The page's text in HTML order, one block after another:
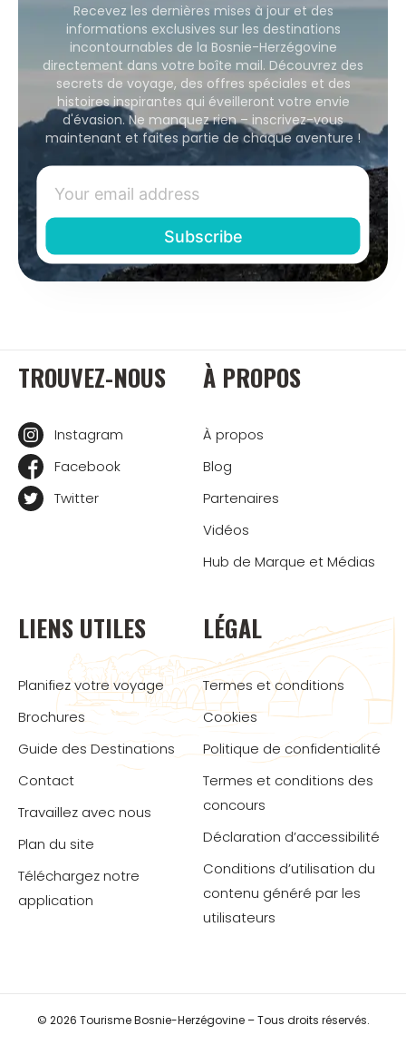
Recevez les dernières mises à jour et des
informations exclusives sur les destinations
incontournables de la Bosnie-Herzégovine
directement dans votre boîte mail. Découvrez des
secrets de voyage, des offres spéciales et des
histoires inspirantes qui éveilleront votre envie
d'évasion. Ne manquez rien – inscrivez-vous
maintenant et faites partie de chaque aventure !
TROUVEZ-NOUS
Instagram
Facebook
Twitter
À PROPOS
À propos
Blog
Partenaires
Vidéos
Hub de Marque et Médias
LIENS UTILES
Planifiez votre voyage
Brochures
Guide des Destinations
Contact
Travaillez avec nous
Plan du site
Téléchargez notre
application
LÉGAL
Termes et conditions
Cookies
Politique de confidentialité
Termes et conditions des
concours
Déclaration d’accessibilité
Conditions d’utilisation du
contenu généré par les
utilisateurs
© 2026 Tourisme Bosnie-Herzégovine – Tous droits réservés.